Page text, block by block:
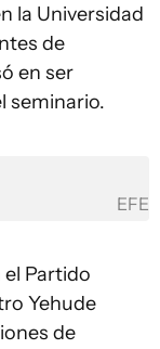
la Universidad
de
en ser
seminario.
EFE
Partido
Yehude
de